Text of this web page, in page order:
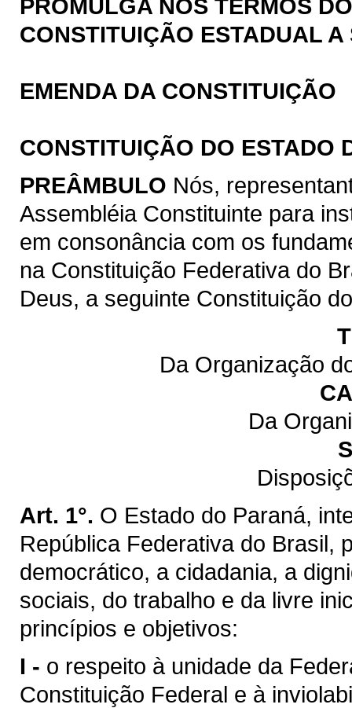
PROMULGA NOS TERMOS
CONSTITUIÇÃO ESTADUAL A
EMENDA DA CONSTITUIÇÃO
CONSTITUIÇÃO DO ESTADO
PREÂMBULO Nós,
Assembléia Constituinte para
em consonância com os
na Constituição Federativa do
Deus, a seguinte Constituição
Da Organização
Da
Art. 1°. O Estado do Paraná,
República Federativa do Brasil,
democrático, a cidadania, a
sociais, do trabalho e da livre
princípios e objetivos:
I - o respeito à unidade da
Constituição Federal e à